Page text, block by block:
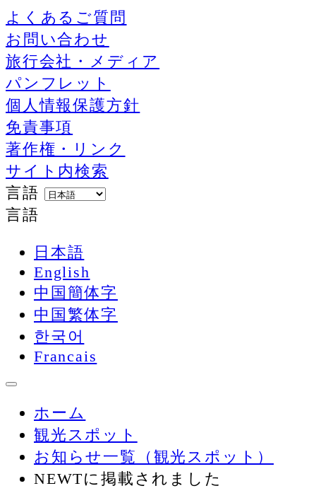
よくあるご質問
お問い合わせ
旅行会社・メディア
パンフレット
個人情報保護方針
免責事項
著作権・リンク
サイト内検索
言語
言語
日本語
English
中国簡体字
中国繁体字
한국어
Francais
ホーム
観光スポット
お知らせ一覧（観光スポット）
NEWTに掲載されました